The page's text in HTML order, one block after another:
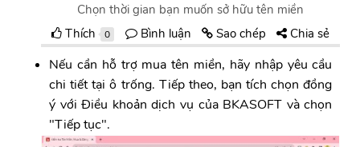
Chọn thời gian bạn muốn sở hữu tên miền
Thích 0 Bình luận Sao chép Chia sẻ
Nếu cần hỗ trợ mua tên miền, hãy nhập yêu cầu
chi tiết tại ô trống. Tiếp theo, bạn tích chọn đồng
ý với Điều khoản dịch vụ của BKASOFT và chọn
"Tiếp tục".